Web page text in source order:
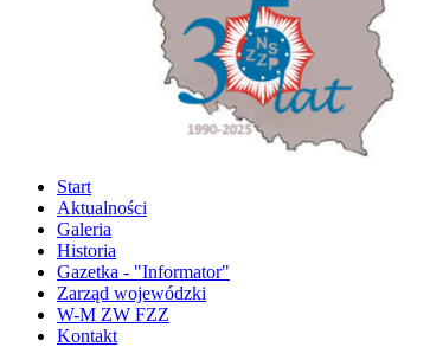
Start
Aktualności
Galeria
Historia
Gazetka - "Informator"
Zarząd wojewódzki
W-M ZW FZZ
Kontakt